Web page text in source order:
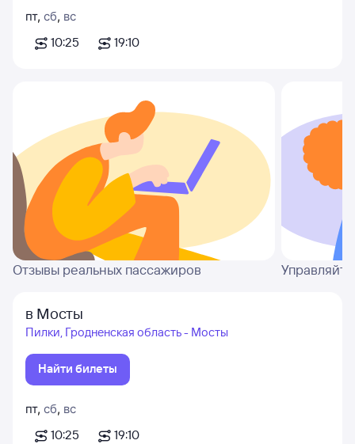
пт, сб, вс
10:25
19:10
Отзывы реальных пассажиров
в Мосты
Пилки, Гродненская область - Мосты
Найти билеты
пт, сб, вс
10:25
19:10